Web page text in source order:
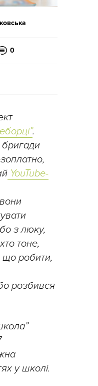
0
.
бригади
YouTube-
з люку,
тоне,
що робити,
розбився
у школі.